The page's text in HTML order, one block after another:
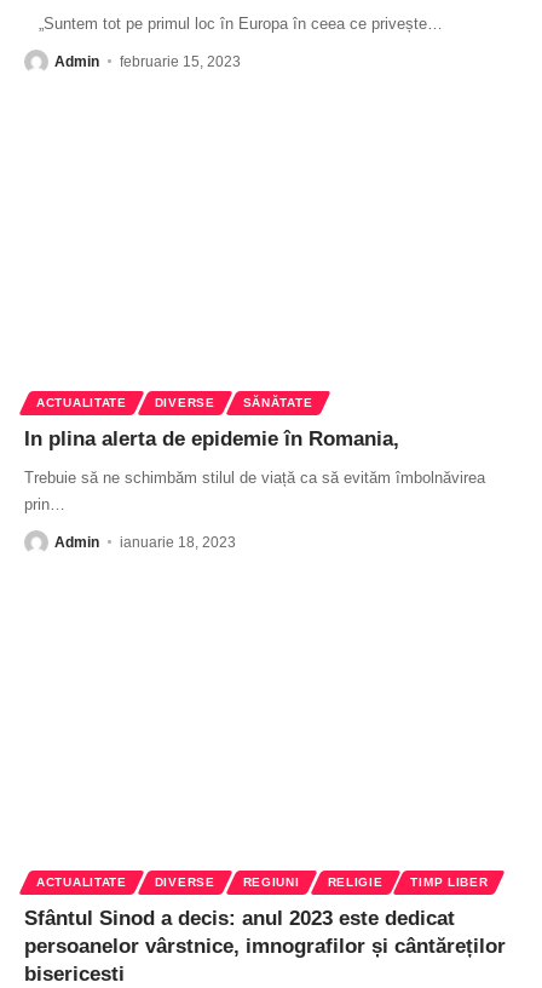
„Suntem tot pe primul loc în Europa în ceea ce privește
Admin februarie 15, 2023
ACTUALITATE DIVERSE SĂNĂTATE
In plina alerta de epidemie în Romania,
Trebuie să ne schimbăm stilul de viață ca să evităm îmbolnăvirea
prin
Admin ianuarie 18, 2023
ACTUALITATE DIVERSE REGIUNI RELIGIE TIMP LIBER
Sfântul Sinod a decis: anul 2023 este dedicat
persoanelor vârstnice, imnografilor și cântăreților
bisericesti